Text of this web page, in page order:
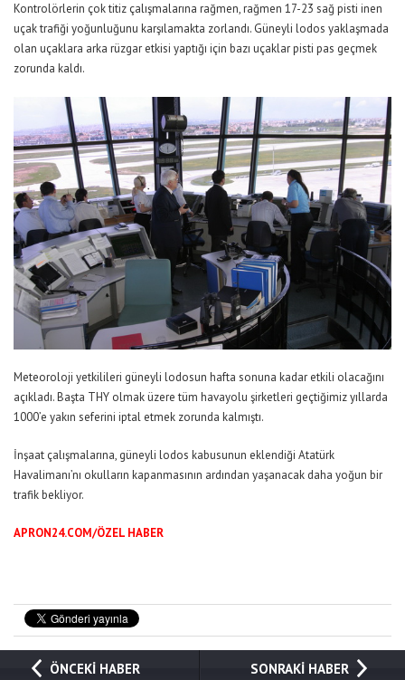
Kontrolörlerin çok titiz çalışmalarına rağmen, rağmen 17-23 sağ pisti inen
uçak trafiği yoğunluğunu karşılamakta zorlandı. Güneyli lodos yaklaşmada
olan uçaklara arka rüzgar etkisi yaptığı için bazı uçaklar pisti pas geçmek
zorunda kaldı.
Meteoroloji yetkilileri güneyli lodosun hafta sonuna kadar etkili olacağını
açıkladı. Başta THY olmak üzere tüm havayolu şirketleri geçtiğimiz yıllarda
1000’e yakın seferini iptal etmek zorunda kalmıştı.
İnşaat çalışmalarına, güneyli lodos kabusunun eklendiği Atatürk
Havalimanı’nı okulların kapanmasının ardından yaşanacak daha yoğun bir
trafik bekliyor.
APRON24.COM/ÖZEL HABER
ÖNCEKİ HABER SONRAKİ HABER